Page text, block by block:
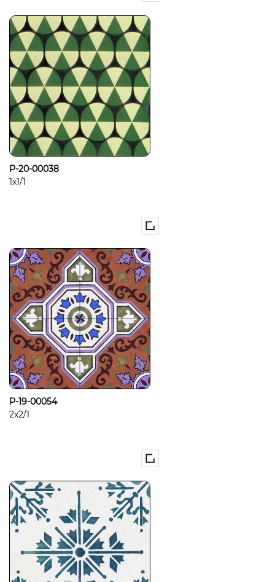
P-20-00038
1x1/1
P-19-00054
2x2/1